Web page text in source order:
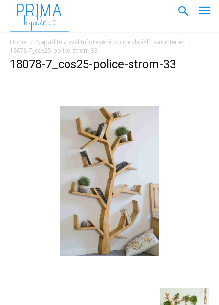
PRIMA
bydlení
Home
Nápadité a kvalitní dřevěné police zkrášlí i váš interiér
18078-7_cos25-police-strom-33
18078-7_cos25-police-strom-33